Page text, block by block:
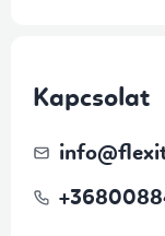
Kapcsolat
info@